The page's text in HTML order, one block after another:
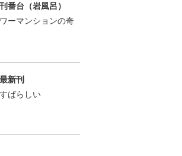
番台（岩風呂）
ーマンションの奇
新刊
ばらしい